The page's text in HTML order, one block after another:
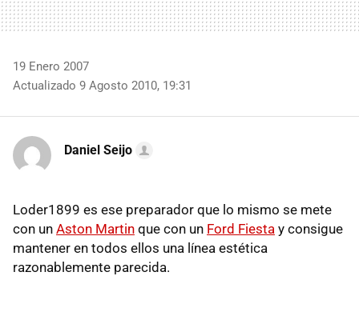
19 Enero 2007
Actualizado 9 Agosto 2010, 19:31
Daniel Seijo
Loder1899 es ese preparador que lo mismo se mete
con un Aston Martin que con un Ford Fiesta y consigue
mantener en todos ellos una línea estética
razonablemente parecida.